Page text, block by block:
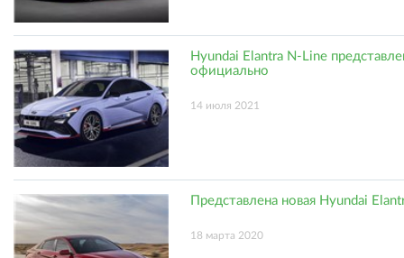
Hyundai Elantra N-Line
официально
14 июля 2021
Представлена новая Hyundai
18 марта 2020